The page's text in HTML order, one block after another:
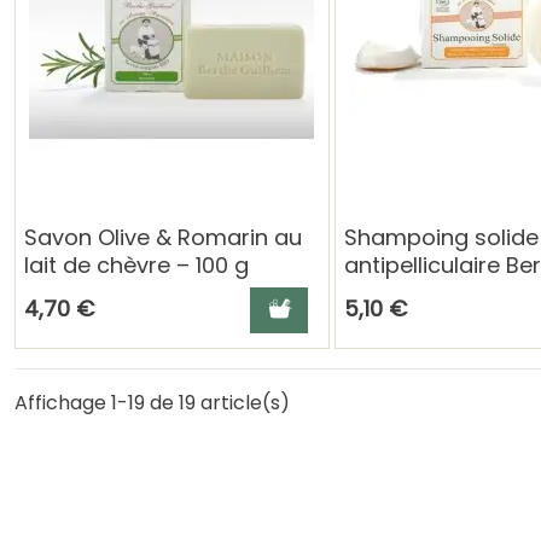
Savon Olive & Romarin au
lait de chèvre – 100 g
Berthe Guilhem
4,70 € Ajouter au panier
Shampoing solide
antipelliculaire
Guilhem au Lait
- soin cheveux bio
5,10 €
Affichage 1-19 de 19 article(s)